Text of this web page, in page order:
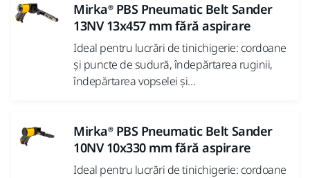
Mirka® PBS Pneumatic Belt Sander
13NV 13x457 mm fără aspirare
Ideal pentru lucrări de tinichigerie: cordoane
și puncte de sudură, îndepărtarea ruginii,
îndepărtarea vopselei și...
Mirka® PBS Pneumatic Belt Sander
10NV 10x330 mm fără aspirare
Ideal pentru lucrări de tinichigerie: cordoane